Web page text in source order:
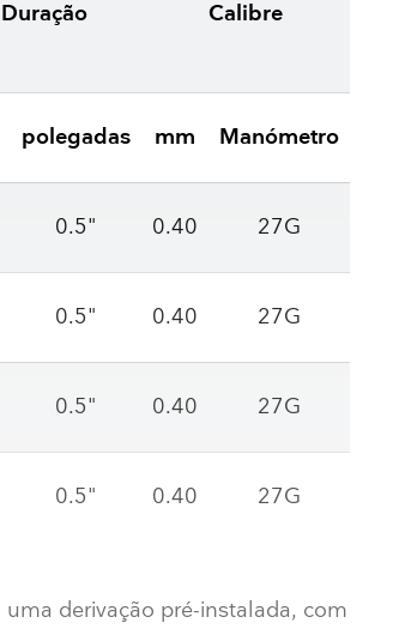
Duração Calibre
polegadas mm Manómetro
0.5" 0.40 27G
0.5" 0.40 27G
0.5" 0.40 27G
0.5" 0.40 27G
derivação pré-instalada, com